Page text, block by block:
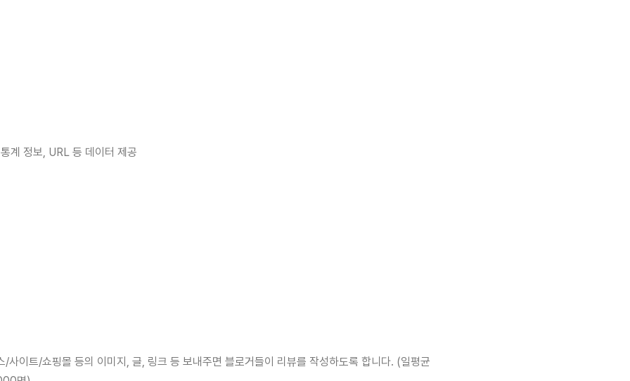
계 정보, URL 등 데이터 제공
/사이트/쇼핑몰 등의 이미지, 글, 링크 등 보내주면 블로거들이 리뷰를 작성하도록 합니다. (일평균